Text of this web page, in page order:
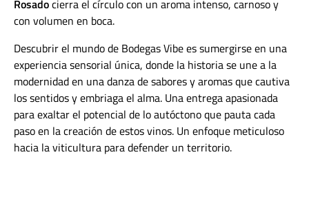
Rosadocierra el círculo con un aroma intenso, carnoso y
con volumen en boca.
Descubrir el mundo de Bodegas Vibe es sumergirse en una
experiencia sensorial única, donde la historia se une a la
modernidad en una danza de sabores y aromas que cautiva
los sentidos y embriaga el alma. Una entrega apasionada
para exaltar el potencial de lo autóctono que pauta cada
paso en la creación de estos vinos. Un enfoque meticuloso
hacia la viticultura para defender un territorio.